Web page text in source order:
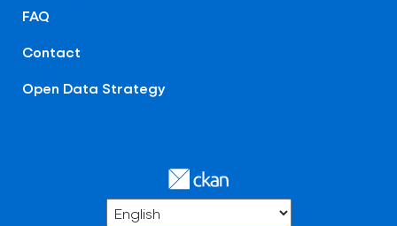
FAQ
Contact
Open Data Strategy